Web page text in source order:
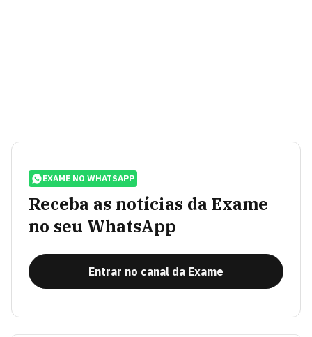
EXAME NO WHATSAPP
Receba as notícias da Exame
no seu WhatsApp
Entrar no canal da Exame